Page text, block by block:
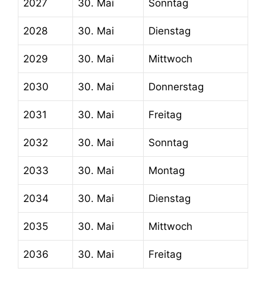
2027 30. Mai Sonntag
2028 30. Mai Dienstag
2029 30. Mai Mittwoch
2030 30. Mai Donnerstag
2031 30. Mai Freitag
2032 30. Mai Sonntag
2033 30. Mai Montag
2034 30. Mai Dienstag
2035 30. Mai Mittwoch
2036 30. Mai Freitag